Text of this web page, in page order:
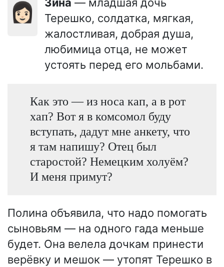
👩🏻 Зина — младшая дочь
Терешко, солдатка, мягкая,
жалостливая, добрая душа,
любимица отца, не может
устоять перед его мольбами.
Как это — из носа кап, а в рот
хап? Вот я в комсомол буду
вступать, дадут мне анкету, что
я там напишу? Отец был
старостой? Немецким холуём?
И меня примут?
Полина объявила, что надо помогать
сыновьям — на одного гада меньше
будет. Она велела дочкам принести
верёвку и мешок — утопят Терешко в